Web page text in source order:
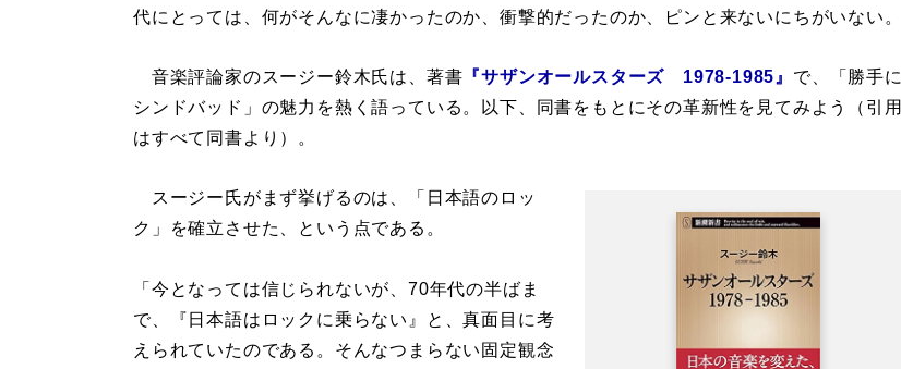
代にとっては、何がそんなに凄かったのか、衝撃的だったのか、ピンと来ないにちがいない。
音楽評論家のスージー鈴木氏は、著書 『サザンオールスターズ 1978-1985』 で、「勝手に
シンドバッド」の魅力を熱く語っている。以下、同書をもとにその革新性を見てみよう（引用
はすべて同書より）。
スージー氏がまず挙げるのは、「日本語のロッ
ク」を確立させた、という点である。
「今となっては信じられないが、70年代の半ばま
で、『日本語はロックに乗らない』と、真面目に考
えられていたのである。そんなつまらない固定観念